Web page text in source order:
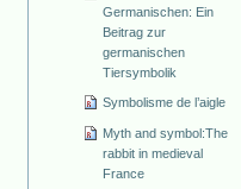
Germanischen: Ein
Beitrag zur
germanischen
Tiersymbolik
Symbolisme de l’aigle
Myth and symbol:The
rabbit in medieval
France